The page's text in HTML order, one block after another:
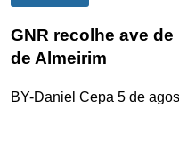
GNR recolhe ave
de Almeirim
BY-Daniel Cepa 5 de